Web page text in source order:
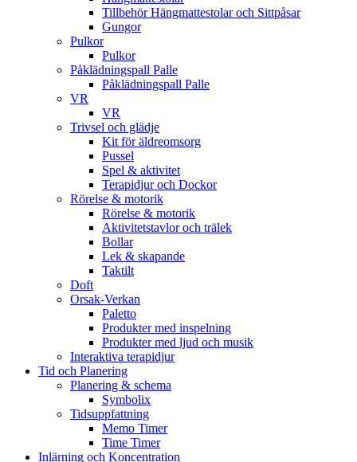
Tillbehör Hängmattestolar och Sittpåsar
Gungor
Pulkor
Pulkor
Påklädningspall Palle
Påklädningspall Palle
VR
VR
Trivsel och glädje
Kit för äldreomsorg
Pussel
Spel & aktivitet
Terapidjur och Dockor
Rörelse & motorik
Rörelse & motorik
Aktivitetstavlor och trälek
Bollar
Lek & skapande
Taktilt
Doft
Orsak-Verkan
Paletto
Produkter med inspelning
Produkter med ljud och musik
Interaktiva terapidjur
Tid och Planering
Planering & schema
Symbolix
Tidsuppfattning
Memo Timer
Time Timer
Inlärning och Koncentration